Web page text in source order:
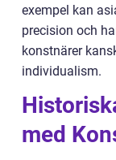
exempel kan
precision och
konstnärer
individualism.
med